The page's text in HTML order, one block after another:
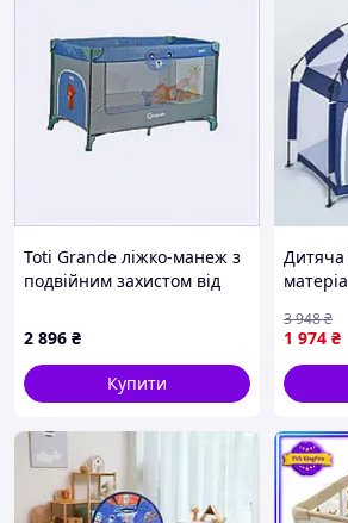
Характеристики:
Матеріал: поліестер
Розміри у розкладеному вигляді:
Вікова група: від 6 місяців
Механізм автоматичного
Водонепроникна основа: так
Сітчасті бічні стінки для
Легкість у збиранні та
Компактність у складеному
У комплекті: сумка для
Toti Grande ліжко-манеж з
подвійним захистом від
2 896 ₴
Купити
Дитяча
Шалаш
1 974 ₴
3 948₴